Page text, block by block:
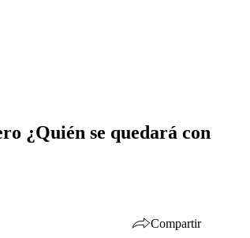
¿Quién se quedará con
Compartir